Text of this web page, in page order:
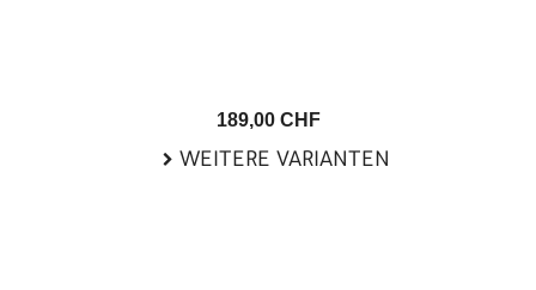
189,00 CHF
WEITERE VARIANTEN